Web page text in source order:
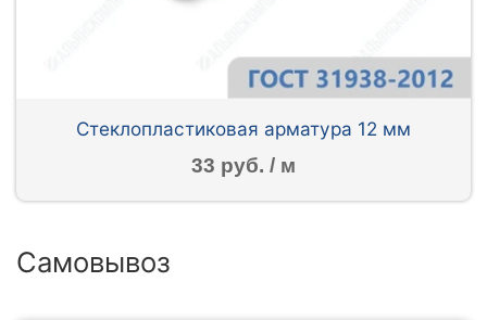
Стеклопластиковая арматура 12 мм
33 руб. / м
Самовывоз